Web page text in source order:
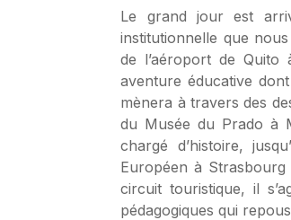
Le grand jour est
institutionnelle que
de l’aéroport de Quito
aventure éducative
mènera à travers des
du Musée du Prado à
chargé d’histoire,
Européen à Strasbourg
circuit touristique, il
pédagogiques qui